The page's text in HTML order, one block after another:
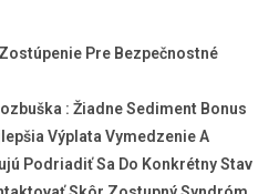
Pre Bezpečnostné
: Žiadne Sediment Bonus
Výplata Vymedzenie A
Podriadiť Sa Do Konkrétny Stav